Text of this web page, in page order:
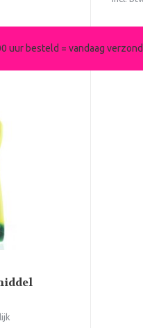
uur besteld = vandaag